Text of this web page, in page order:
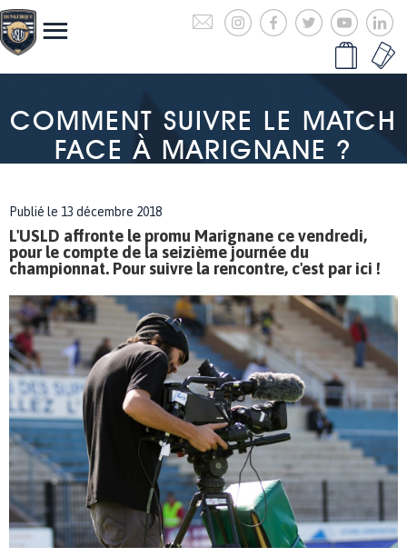
COMMENT SUIVRE LE MATCH
FACE À MARIGNANE ?
Publié le 13 décembre 2018
L'USLD affronte le promu Marignane ce vendredi,
pour le compte de la seizième journée du
championnat. Pour suivre la rencontre, c'est par ici !